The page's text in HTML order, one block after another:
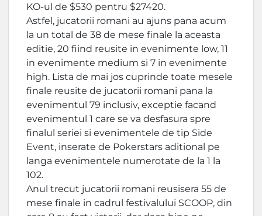
KO-ul de $530 pentru $27420.
Astfel, jucatorii romani au ajuns pana acum
la un total de 38 de mese finale la aceasta
editie, 20 fiind reusite in evenimente low, 11
in evenimente medium si 7 in evenimente
high. Lista de mai jos cuprinde toate mesele
finale reusite de jucatorii romani pana la
evenimentul 79 inclusiv, exceptie facand
evenimentul 1 care se va desfasura spre
finalul seriei si evenimentele de tip Side
Event, inserate de Pokerstars aditional pe
langa evenimentele numerotate de la 1 la
102.
Anul trecut jucatorii romani reusisera 55 de
mese finale in cadrul festivalului SCOOP, din